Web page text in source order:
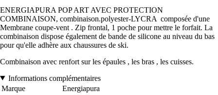
ENERGIAPURA POP ART AVEC PROTECTION
COMBINAISON, combinaison.polyester-LYCRA composée d'une
Membrane coupe-vent . Zip frontal, 1 poche pour mettre le forfait. La
combinaison dispose également de bande de silicone au niveau du bas
pour qu'elle adhère aux chaussures de ski.
Combinaison avec renfort sur les épaules , les bras , les cuisses.
Informations complémentaires
Marque
Energiapura